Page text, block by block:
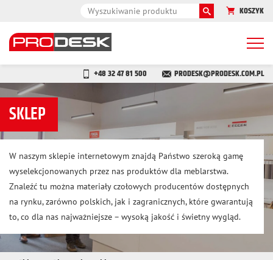
KOSZYK
+48 32 47 81 500 PRODESK@PRODESK.COM.PL
SKLEP
W naszym sklepie internetowym znajdą Państwo szeroką gamę
wyselekcjonowanych przez nas produktów dla meblarstwa.
Znaleźć tu można materiały czołowych producentów dostępnych
na rynku, zarówno polskich, jak i zagranicznych, które gwarantują
to, co dla nas najważniejsze – wysoką jakość i świetny wygląd.